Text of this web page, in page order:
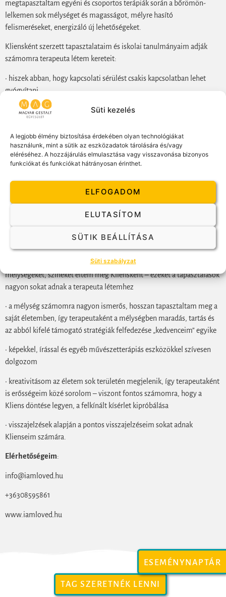
Süti kezelés
A legjobb élmény biztosítása érdekében olyan technológiákat
használunk, mint a sütik az eszközadatok tárolására és/vagy
eléréséhez. A hozzájárulás elmulasztása vagy visszavonása bizonyos
funkciókat és funkciókat hátrányosan érinthet.
ELFOGADOM
ELUTASÍTOM
SÜTIK BEÁLLÍTÁSA
Süti szabályzat
ESEMÉNYNAPTÁR
megtapasztaltam egyéni és csoportos terápiák során a bőrömön-
lelkemen sok mélységet és magasságot, mélyre hasító
felismeréseket, energizáló új lehetőségeket.
Kliensként szerzett tapasztalataim és iskolai tanulmányaim adják
számomra terapeuta létem kereteit:
• hiszek abban, hogy kapcsolati sérülést csakis kapcsolatban lehet
gyógyítani,
• fontos számomra, hogy a Kliens érezze nincs egyedül,
• hiszek a test bölcsességében,
• fontos érték számomra, hogy önmagam adjam a Kliensnek, a
szeretet és empátia erejével – együtt lenni a mélyben, a sötétségben,
a változásban, a változatlanságban -,
• számomra a szabadság lételem, így Klienseim számára is
biztosítom.
többszáz órányi saját terápiás élményeim során különböző témákat,
mélységeket, színeket éltem meg Kliensként – ezeket a tapasztalások
nagyon sokat adnak a terapeuta létemhez
• a mélység számomra nagyon ismerős, hosszan tapasztaltam meg a
saját életemben, így terapeutaként a mélységben maradás, tartás és
az abból kifelé támogató stratégiák felfedezése „kedvenceim” egyike
• képekkel, írással és egyéb művészetterápiás eszközökkel szívesen
dolgozom
• kreativitásom az életem sok területén megjelenik, így terapeutaként
is erősségeim közé sorolom – viszont fontos számomra, hogy a
Kliens döntése legyen, a felkínált kísérlet kipróbálása
• visszajelzések alapján a pontos visszajelzéseim sokat adnak
Klienseim számára.
Elérhetőségeim:
info@iamloved.hu
+36308595861
www.iamloved.hu
TAG SZERETNÉK LENNI